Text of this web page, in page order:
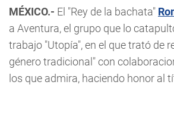
MÉXICO.- El "Rey de la bachata"
a Aventura, el grupo que lo
trabajo "Utopía", en el que trató de
género tradicional" con
los que admira, haciendo honor al